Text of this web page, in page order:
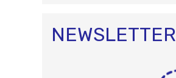
NEWSLETTER